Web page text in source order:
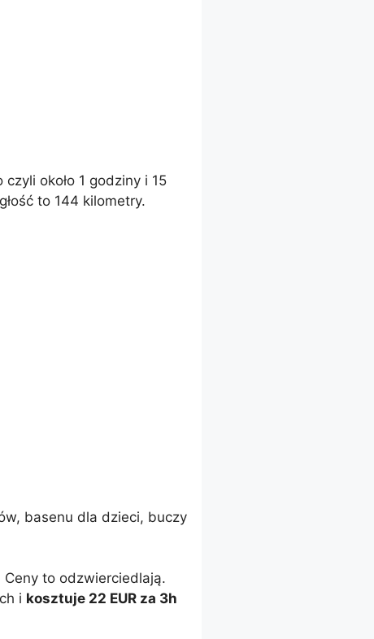
około 1 godziny i 15
to 144 kilometry.
basenu dla dzieci, buczy
to odzwierciedlają.
i kosztuje 22 EUR za 3h